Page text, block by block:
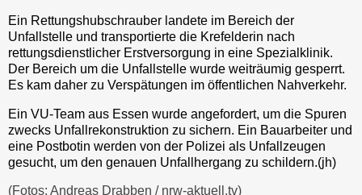
Ein Rettungshubschrauber landete im Bereich der
Unfallstelle und transportierte die Krefelderin nach
rettungsdienstlicher Erstversorgung in eine Spezialklinik.
Der Bereich um die Unfallstelle wurde weiträumig gesperrt.
Es kam daher zu Verspätungen im öffentlichen Nahverkehr.
Ein VU-Team aus Essen wurde angefordert, um die Spuren
zwecks Unfallrekonstruktion zu sichern. Ein Bauarbeiter und
eine Postbotin werden von der Polizei als Unfallzeugen
gesucht, um den genauen Unfallhergang zu schildern.(jh)
(Fotos: Andreas Drabben / nrw-aktuell.tv)